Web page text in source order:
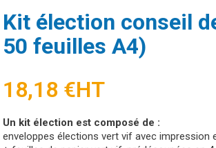
Kit élection conseil
50 feuilles A4)
18,18 €HT
Un kit élection est composé de :
enveloppes élections vert vif avec impression